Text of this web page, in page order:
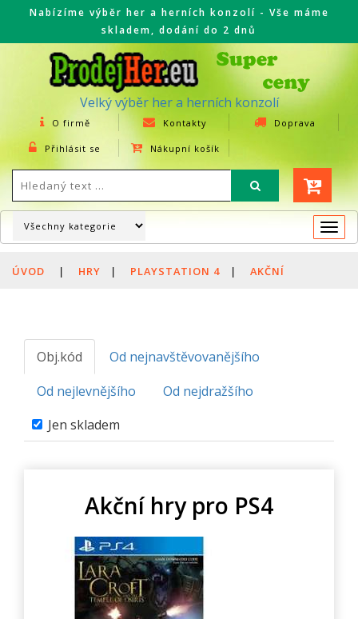
Nabízíme výběr her a herních konzolí - Vše máme
skladem, dodání do 2 dnů
Velký výběr her a herních konzolí
O firmě Kontakty Doprava
Přihlásit se Nákupní košík
ÚVOD | HRY | PLAYSTATION 4 | AKČNÍ
Obj.kód
Od nejnavštěvovanějšího
Od nejlevnějšího
Od nejdražšího
Jen skladem
Akční hry pro PS4